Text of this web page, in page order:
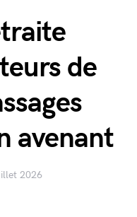
de
avenant
2026